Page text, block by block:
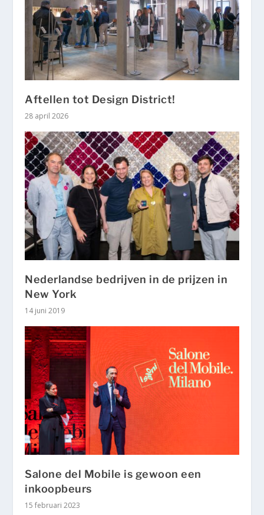
Aftellen tot Design District!
28 april 2026
Nederlandse bedrijven in de prijzen in
New York
14 juni 2019
Salone del Mobile is gewoon een
inkoopbeurs
15 februari 2023